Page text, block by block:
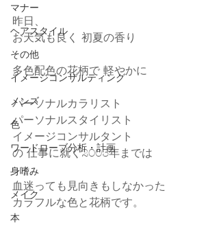
マナー
ヘアスタイル
その他
イメージコンサルティング
メンズ
色
ワードローブ分析・計画
身嗜み
メイク
本
昨日、
お天気も良く 初夏の香り
多色配色の花柄で 軽やかに
パーソナルカラリスト
パーソナルスタイリスト
イメージコンサルタント
の 仕事に就く2003年までは
血迷っても見向きもしなかった
カラフルな色と花柄です。